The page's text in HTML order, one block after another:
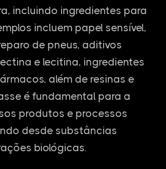
incluindo ingredientes para
incluem papel sensível,
de pneus, aditivos
e lecitina, ingredientes
além de resinas e
é fundamental para a
produtos e processos
desde substâncias
biológicas.